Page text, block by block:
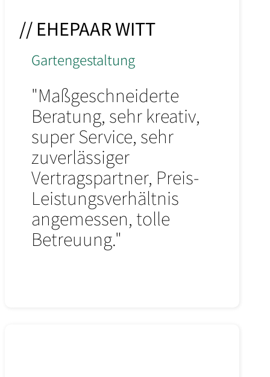
// EHEPAAR WITT
Gartengestaltung
"Maßgeschneiderte
Beratung, sehr kreativ,
super Service, sehr
zuverlässiger
Vertragspartner, Preis-
Leistungsverhältnis
angemessen, tolle
Betreuung."